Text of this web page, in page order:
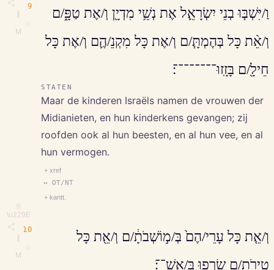
M
9
⎘
\u229E
M
וַ/יִּשְׁבּ֧וּ בְנֵי יִשְׂרָאֵ֛ל אֶת נְשֵׁ֥י מִדְיָ֖ן וְ/אֶת טַפָּ֑/ם
וְ/אֵ֨ת כָּל בְּהֶמְתָּ֧/ם וְ/אֶת כָּל מִקְנֵ/הֶ֛ם וְ/אֶת כָּל
חֵילָ֖/ם בָּזָֽזוּ־־־־־־־־׃
STATEN
Maar de kinderen Israëls namen de vrouwen der
Midianieten, en hun kinderkens gevangen; zij
roofden ook al hun beesten, en al hun vee, en al
hun vermogen.
+ xref
↔ OT/NT
+ kantt.
10
וְ/אֵ֤ת כָּל עָרֵי/הֶם֙ בְּ/מ֣וֹשְׁבֹתָ֔/ם וְ/אֵ֖ת כָּל
טִֽירֹתָ֑/ם שָׂרְפ֖וּ בָּ/אֵֽשׁ־־׃